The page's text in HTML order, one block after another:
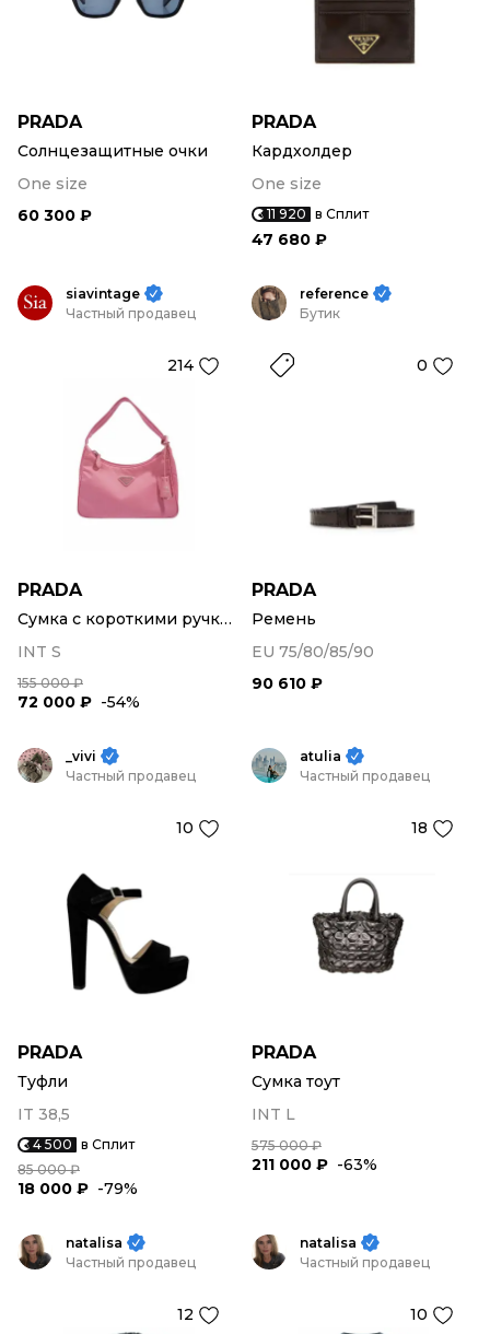
PRADA
Солнцезащитные очки
One size
60 300 ₽
PRADA
Кардхолдер
One size
11 920 в Сплит
47 680 ₽
siavintage
Частный продавец
214
PRADA
Сумка с короткими ручками
INT S
155 000 ₽
72 000 ₽ -54%
reference
Бутик
0
PRADA
Ремень
EU 75/80/85/90
90 610 ₽
_vivi
Частный продавец
10
PRADA
Туфли
IT 38,5
4 500 в Сплит
85 000 ₽
18 000 ₽ -79%
atulia
Частный продавец
18
PRADA
Сумка тоут
INT L
575 000 ₽
211 000 ₽ -63%
natalisa
Частный продавец
12
natalisa
Частный продавец
10